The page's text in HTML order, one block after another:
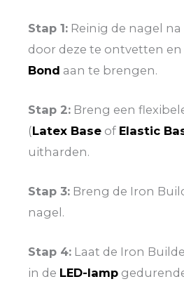
Stap 1: Reinig de nagel
door deze te ontvetten en
Bond aan te brengen.
Stap 2: Breng een
(Latex Base of Elastic
uitharden.
Stap 3: Breng de Iron
nagel.
Stap 4: Laat de Iron
in de LED-lamp